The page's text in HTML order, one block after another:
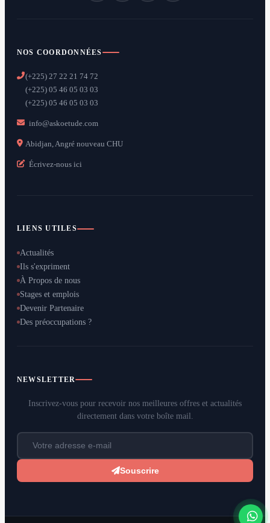
NOS COORDONNÉES
(+225) 27 22 21 74 72
(+225) 05 46 05 03 03
(+225) 05 46 05 03 03
info@askoetude.com
Abidjan, Angré nouveau CHU
Écrivez-nous ici
LIENS UTILES
Actualités
Ils s'expriment
À Propos de nous
Stages et emplois
Devenir Partenaire
Des préoccupations ?
NEWSLETTER
Inscrivez-vous pour recevoir nos meilleures offres et actualités
directement dans votre boîte mail.
Souscrire